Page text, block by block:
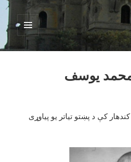
فهرست
ابزارک‌ها
: محمد یوسف
کې د پښتو تیاتر یو پیاوړی